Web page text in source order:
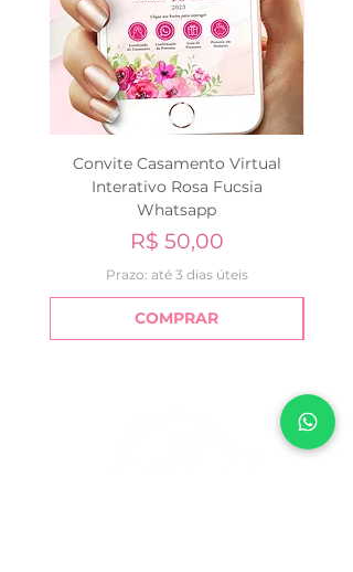
Convite Casamento Virtual
Interativo Rosa Fucsia
Whatsapp
Preço
R$ 50,00
Prazo: até 3 dias úteis
COMPRAR